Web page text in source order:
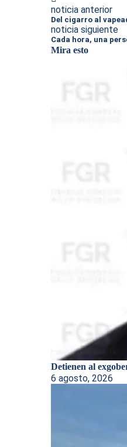
noticia anterior
Del cigarro al
noticia siguiente
Cada hora, una
Mira esto
Detienen al
6 agosto, 2026